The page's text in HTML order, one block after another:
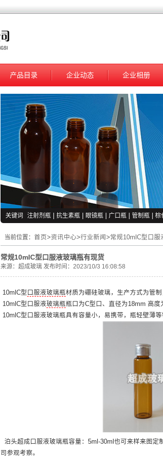
产品目录 企业动态 企业相册
关键词 注射剂瓶 抗生素瓶 眼镜瓶 广口瓶 管制瓶 棕
当前位置： 首页>资讯中心>行业新闻 >常规10mlC型口服
常规10mlC型口服液玻璃瓶有现货
来源： 超成玻璃 发布时间：2023/10/3 16:08:58
10mlC型 口服液玻璃瓶材质为硼硅玻璃，生产方式为管制
10mlC型口服液玻璃瓶瓶口为C型口、直径为18mm 高度
10mlC型口服液玻璃瓶具有容量小，易携带，瓶轻壁薄等
泊头超成口服液玻璃瓶容量：5ml-30ml也可来样来图
司参观考察。